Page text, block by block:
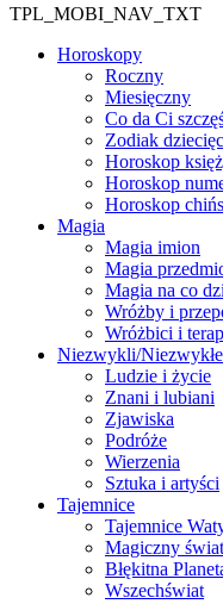
TPL_MOBI_NAV_TXT
Horoskopy
Roczny
Miesięczny
Co da Ci
Zodiak
Horoskop
Horoskop
Horoskop
Magia
Magia imion
Magia
Magia na co
Wróżby i
Wróżbici i
Niezwykli/Niezwykłe
Ludzie i życie
Znani i lubiani
Zjawiska
Podróże
Wierzenia
Sztuka i artyści
Tajemnice
Tajemnice
Magiczny
Błękitna
Wszechświat